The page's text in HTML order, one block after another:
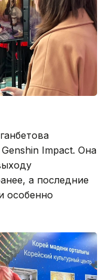
Impact. Она
а последние
особенно